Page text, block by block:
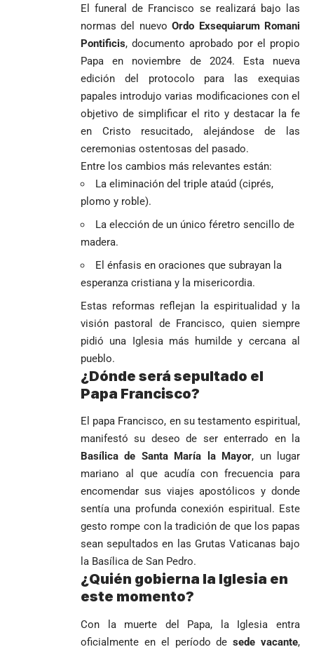
El funeral de Francisco se realizará bajo las
normas del nuevoOrdo Exsequiarum Romani
Pontificis, documento aprobado por el propio
Papa en noviembre de 2024. Esta nueva
edición del protocolo para las exequias
papales introdujo varias modificaciones con el
objetivo de simplificar el rito y destacar la fe
en Cristo resucitado, alejándose de las
ceremonias ostentosas del pasado.
Entre los cambios más relevantes están:
La eliminación del triple ataúd (ciprés,
plomo y roble).
La elección de un único féretro sencillo de
madera.
El énfasis en oraciones que subrayan la
esperanza cristiana y la misericordia.
Estas reformas reflejan la espiritualidad y la
visión pastoral de Francisco, quien siempre
pidió una Iglesia más humilde y cercana al
pueblo.
¿Dónde será sepultado el
Papa Francisco?
El papa Francisco, en su testamento espiritual,
manifestó su deseo de ser enterrado en la
Basílica de Santa María la Mayor, un lugar
mariano al que acudía con frecuencia para
encomendar sus viajes apostólicos y donde
sentía una profunda conexión espiritual. Este
gesto rompe con la tradición de que los papas
sean sepultados en las Grutas Vaticanas bajo
la Basílica de San Pedro.
¿Quién gobierna la Iglesia en
este momento?
Con la muerte del Papa, la Iglesia entra
oficialmente en el período desede vacante,